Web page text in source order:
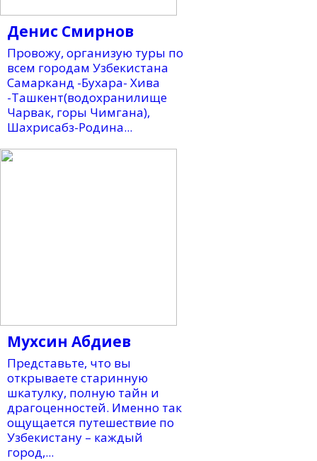
Денис Смирнов
Провожу, организую туры по
всем городам Узбекистана
Самарканд -Бухара- Хива
-Ташкент(водохранилище
Чарвак, горы Чимгана),
Шахрисабз-Родина...
Мухсин Абдиев
Представьте, что вы
открываете старинную
шкатулку, полную тайн и
драгоценностей. Именно так
ощущается путешествие по
Узбекистану – каждый
город,...